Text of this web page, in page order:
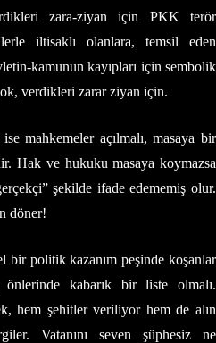
zara-ziyan için PKK terör
iltisaklı olanlara, temsil eden
kamunun kayıpları için sembolik
verdikleri zarar ziyan için.
mahkemeler açılmalı, masaya bir
Hak ve hukuku masaya koymazsa
şekilde ifade edememiş olur.
döner!
bir politik kazanım peşinde koşanlar
önlerinde kabarık bir liste olmalı.
hem şehitler veriliyor hem de alın
Vatanını seven şüphesiz ne